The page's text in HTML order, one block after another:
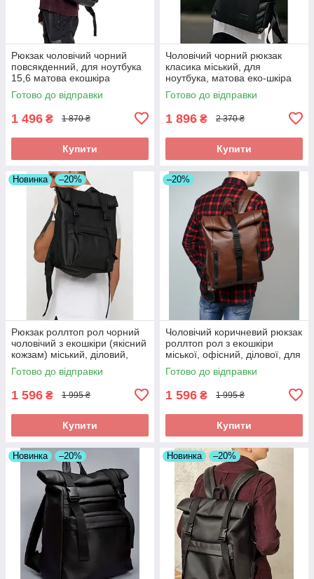
Рюкзак чоловічий чорний
повсякденний, для ноутбука
15,6 матова екошкіра
Готово до відправки
1 496 ₴ 1 870 ₴
Купити
Чоловічий чорний рюкзак
класика міський, для
ноутбука, матова еко-шкіра
(якісний кожзам)
Готово до відправки
1 896 ₴ 2 370 ₴
Купити
Новинка –20%
Рюкзак роллтоп рол чорний
чоловічий з екошкіри (якісний
кожзам) міський, діловий,
офісний, для ноутбука
Готово до відправки
1 596 ₴ 1 995 ₴
Купити
–20%
Чоловічий коричневий рюкзак
роллтоп рол з екошкіри
міської, офісний, ділової, для
ноутбука 15,6
Готово до відправки
1 596 ₴ 1 995 ₴
Купити
Новинка –20% Новинка –20%